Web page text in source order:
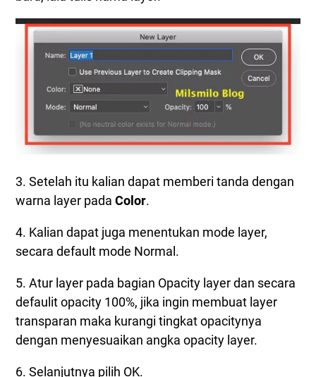
3. Setelah itu kalian dapat memberi tanda dengan
warna layer pada Color.
4. Kalian dapat juga menentukan mode layer,
secara default mode Normal.
5. Atur layer pada bagian Opacity layer dan secara
defaulit opacity 100%, jika ingin membuat layer
transparan maka kurangi tingkat opacitynya
dengan menyesuaikan angka opacity layer.
6. Selanjutnya pilih OK.